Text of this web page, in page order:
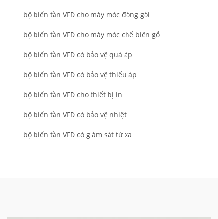
bộ biến tần VFD cho máy móc đóng gói
bộ biến tần VFD cho máy móc chế biến gỗ
bộ biến tần VFD có bảo vệ quá áp
bộ biến tần VFD có bảo vệ thiếu áp
bộ biến tần VFD cho thiết bị in
bộ biến tần VFD có bảo vệ nhiệt
bộ biến tần VFD có giám sát từ xa